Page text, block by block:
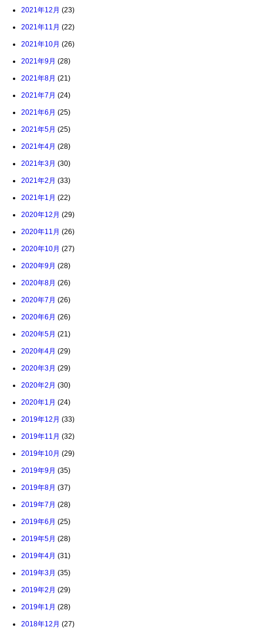
2021年12月 (23)
2021年11月 (22)
2021年10月 (26)
2021年9月 (28)
2021年8月 (21)
2021年7月 (24)
2021年6月 (25)
2021年5月 (25)
2021年4月 (28)
2021年3月 (30)
2021年2月 (33)
2021年1月 (22)
2020年12月 (29)
2020年11月 (26)
2020年10月 (27)
2020年9月 (28)
2020年8月 (26)
2020年7月 (26)
2020年6月 (26)
2020年5月 (21)
2020年4月 (29)
2020年3月 (29)
2020年2月 (30)
2020年1月 (24)
2019年12月 (33)
2019年11月 (32)
2019年10月 (29)
2019年9月 (35)
2019年8月 (37)
2019年7月 (28)
2019年6月 (25)
2019年5月 (28)
2019年4月 (31)
2019年3月 (35)
2019年2月 (29)
2019年1月 (28)
2018年12月 (27)